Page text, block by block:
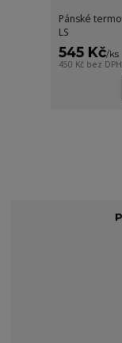
Pánské
LS
545 Kč/ks
450 Kč bez DPH